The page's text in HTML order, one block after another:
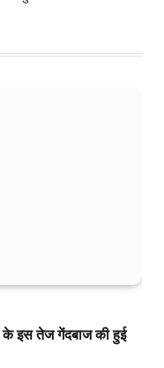
के इस तेज गेंदबाज की हुई